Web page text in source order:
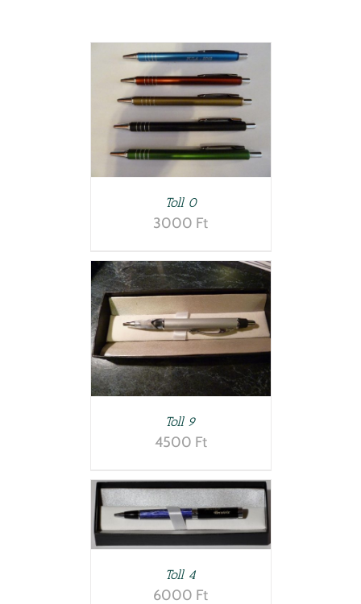
Toll 0
3000 Ft
Toll 9
4500 Ft
Toll 4
6000 Ft